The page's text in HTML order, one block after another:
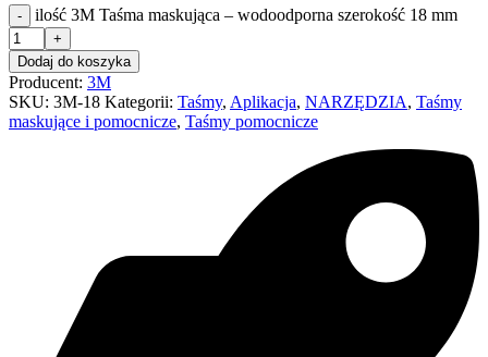
ilość 3M Taśma maskująca – wodoodporna szerokość 18 mm
Dodaj do koszyka
Producent: 3M
SKU: 3M-18 Kategorii: Taśmy, Aplikacja, NARZĘDZIA, Taśmy
maskujące i pomocnicze, Taśmy pomocnicze